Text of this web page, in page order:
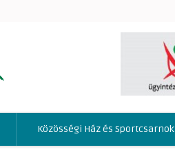
Közösségi Ház és Sportcsarnok